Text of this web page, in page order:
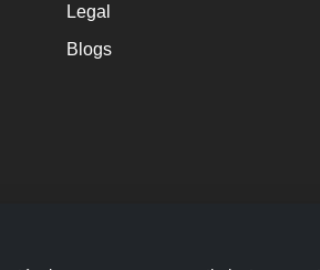
Legal
Blogs